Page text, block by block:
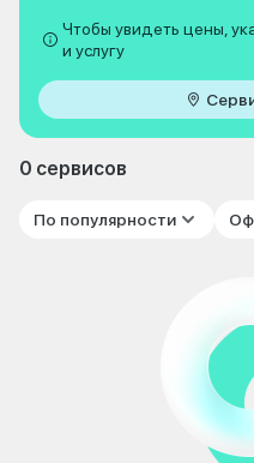
Чтобы увидеть цены,
и услугу
0 сервисов
По популярности